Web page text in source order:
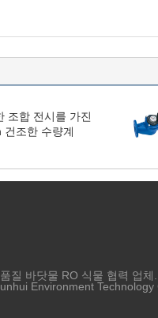
조합 전시를 가진
건조한 수량계
질 바닷물 RO 식물 협력 업체.
Environment Technology